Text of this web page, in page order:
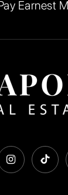
Earnest